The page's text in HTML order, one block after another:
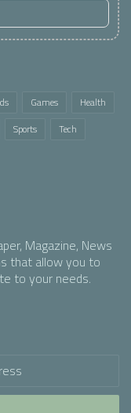
Games
Health
Sports
Tech
Magazine, News
that allow you to
to your needs.